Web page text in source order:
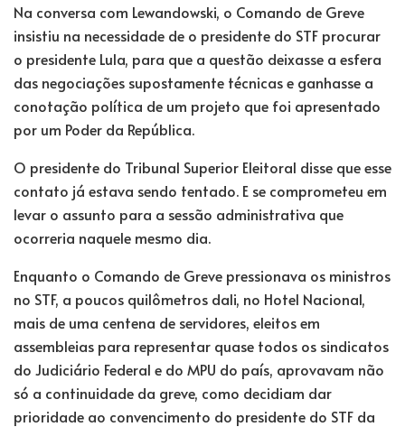
Na conversa com Lewandowski, o Comando de Greve
insistiu na necessidade de o presidente do STF procurar
o presidente Lula, para que a questão deixasse a esfera
das negociações supostamente técnicas e ganhasse a
conotação política de um projeto que foi apresentado
por um Poder da República.
O presidente do Tribunal Superior Eleitoral disse que esse
contato já estava sendo tentado. E se comprometeu em
levar o assunto para a sessão administrativa que
ocorreria naquele mesmo dia.
Enquanto o Comando de Greve pressionava os ministros
no STF, a poucos quilômetros dali, no Hotel Nacional,
mais de uma centena de servidores, eleitos em
assembleias para representar quase todos os sindicatos
do Judiciário Federal e do MPU do país, aprovavam não
só a continuidade da greve, como decidiam dar
prioridade ao convencimento do presidente do STF da